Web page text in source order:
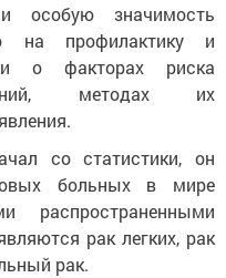
особую значимость
на профилактику и
о факторах риска
методах их
со статистики, он
больных в мире
распространенными
рак легких, рак
рак.